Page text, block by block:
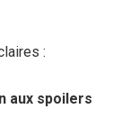
:
aux spoilers